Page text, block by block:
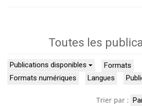
Toutes les
Publications disponibles
Formats
Formats numériques
Langues
Trier par :